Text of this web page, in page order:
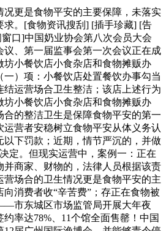
更是食物平安的主要保障，未落实
求。[食物资讯搜刮] [插手珍藏] [告
口]中国奶业协会第八次会员大会
议、第一届监事会第一次会议正在成
坊小餐饮店小食杂店和食物摊贩办
）项：小餐饮店处置餐饮办事勾当
运营场合卫生整洁；该店上述行为
坊小餐饮店小食杂店和食物摊贩办
的整洁卫生是保障食物平安的第一
营者安稳树立食物平安从体义务认
以下罚款；近期，情节严沉的，并做
定。但现实运营中，案例一：正在
并商家、财物的，法律人员根据该责
场合的卫生情况更是食物平安的主
消费者收“辛苦费”；存正在食物被
市东城区市场监管局开展大年夜
率达78%、11个馆全面售罄！中国